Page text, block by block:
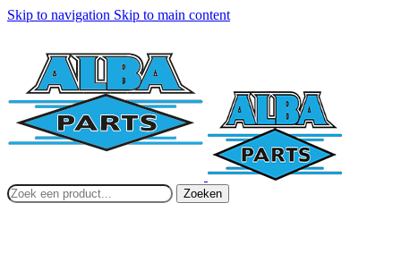
Skip to navigation Skip to main content
Zoeken